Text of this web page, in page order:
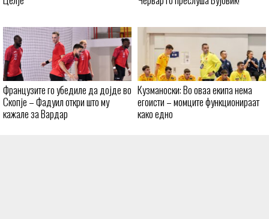
Французите го убедиле да дојде во
Скопје – Фадуил откри што му
кажале за Вардар
Кузманоски: Во оваа екипа нема
егоисти – момците функционираат
како едно